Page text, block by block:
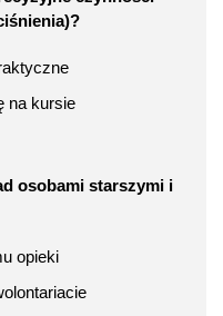
na kursie
osobami starszymi i
opieki